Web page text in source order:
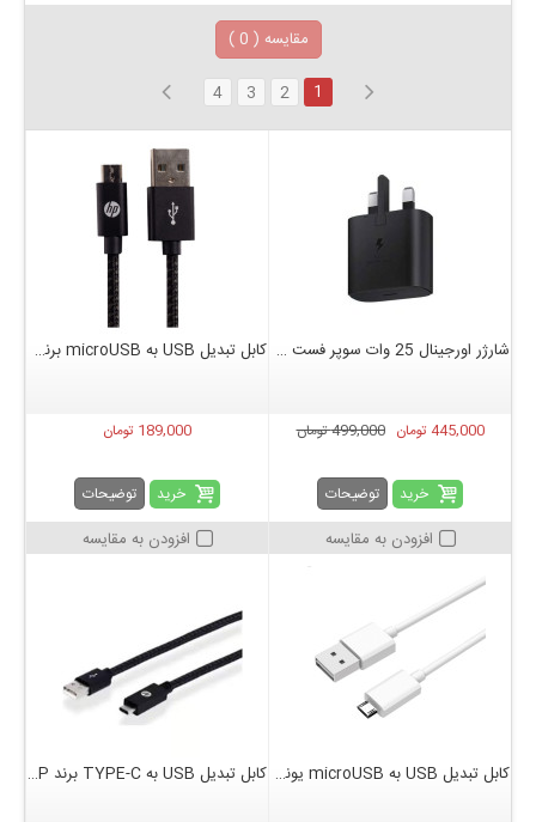
مقایسه ( 0
)
1
2
3
4
شارژر اورجینال 25 وات سوپر فست سامسونگ 25W PD Adapter USB-C ساخت ویتنام
445,000 تومان 499,000 تومان
خرید توضیحات
افزودن به مقایسه
کابل تبدیل USB به microUSB برند HP مدل Pro طول 1 متر
189,000 تومان
خرید توضیحات
افزودن به مقایسه
کابل تبدیل USB به microUSB یونیتک مدل Y-C4035WH طول 1 متر کابل تبدیل USB به TYPE-C برند HP مدل Pro طول 1 متر